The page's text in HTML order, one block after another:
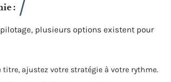
:
plusieurs options existent pour
titre, ajustez votre stratégie à votre rythme.